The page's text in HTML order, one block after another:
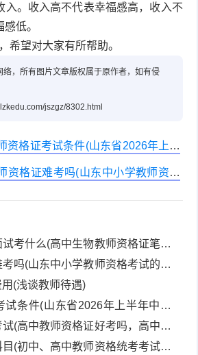
入。收入高不代表幸福感高，收入不
低。
希望对大家有所帮助。
络，所有图片文章版权属于原作者，如有侵
jszgz/8302.html
资格证考试条件(山东省2026年上半
资格证难考吗(山东中小学教师资格
考什么(高中生物教师资格证笔试
吗(山东中小学教师资格考试的难
(浅谈教师待遇)
试条件(山东省2026年上半年中小
试）报考须知)
(高中教师资格证好考吗，高中政
？)
(初中、高中教师资格统考考试科